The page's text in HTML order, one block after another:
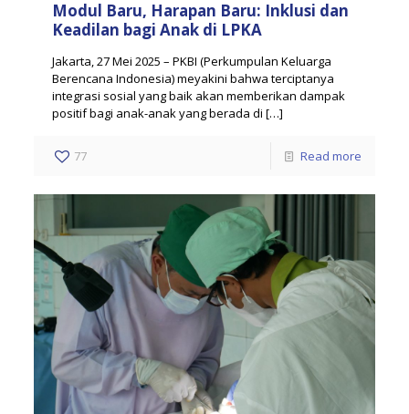
Modul Baru, Harapan Baru: Inklusi dan
Keadilan bagi Anak di LPKA
Jakarta, 27 Mei 2025 – PKBI (Perkumpulan Keluarga
Berencana Indonesia) meyakini bahwa terciptanya
integrasi sosial yang baik akan memberikan dampak
positif bagi anak-anak yang berada di […]
77 Read more